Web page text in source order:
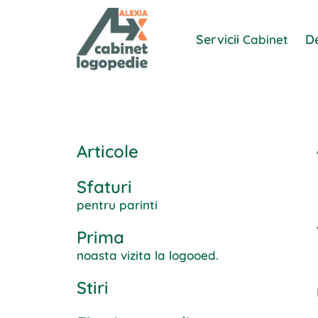
ServiciiCabinet
Articole
Sfaturi
pentru parinti
Prima
noasta vizita la logooed.
Stiri